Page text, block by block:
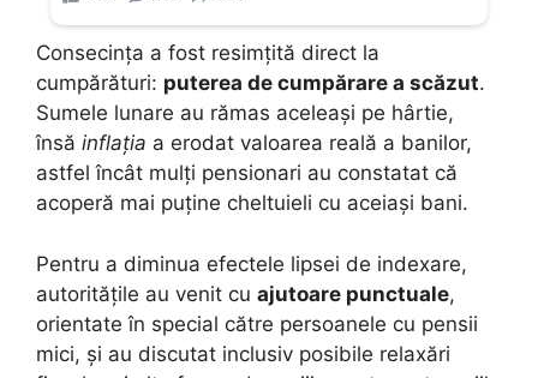
Consecința a fost resimțită direct la
cumpărături: puterea de cumpărare a scăzut.
Sumele lunare au rămas aceleași pe hârtie,
însă inflația a erodat valoarea reală a banilor,
astfel încât mulți pensionari au constatat că
acoperă mai puține cheltuieli cu aceiași bani.
Pentru a diminua efectele lipsei de indexare,
autoritățile au venit cu ajutoare punctuale,
orientate în special către persoanele cu pensii
mici, și au discutat inclusiv posibile relaxări